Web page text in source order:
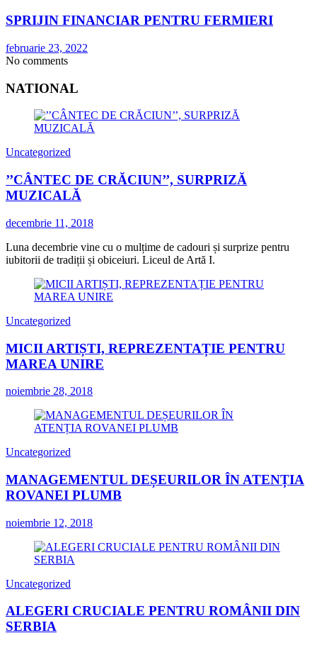
SPRIJIN FINANCIAR PENTRU FERMIERI
februarie 23, 2022
No comments
NATIONAL
Uncategorized
’’CÂNTEC DE CRĂCIUN’’, SURPRIZĂ
MUZICALĂ
decembrie 11, 2018
Luna decembrie vine cu o mulțime de cadouri și surprize pentru
iubitorii de tradiții și obiceiuri. Liceul de Artă I.
Uncategorized
MICII ARTIȘTI, REPREZENTAȚIE PENTRU
MAREA UNIRE
noiembrie 28, 2018
Uncategorized
MANAGEMENTUL DEȘEURILOR ÎN ATENȚIA
ROVANEI PLUMB
noiembrie 12, 2018
Uncategorized
ALEGERI CRUCIALE PENTRU ROMÂNII DIN
SERBIA